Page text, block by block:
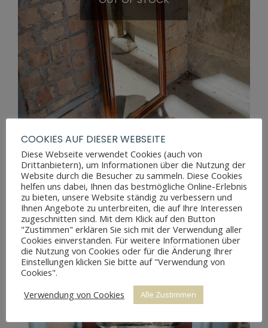
GROSSER ANTIKER LOUIS-PHILIPPE SPIEGEL
COOKIES AUF DIESER WEBSEITE
Diese Webseite verwendet Cookies (auch von
Drittanbietern), um Informationen über die Nutzung der
Website durch die Besucher zu sammeln. Diese Cookies
helfen uns dabei, Ihnen das bestmögliche Online-Erlebnis
zu bieten, unsere Website ständig zu verbessern und
Ihnen Angebote zu unterbreiten, die auf Ihre Interessen
zugeschnitten sind. Mit dem Klick auf den Button
"Zustimmen" erklären Sie sich mit der Verwendung aller
Cookies einverstanden. Für weitere Informationen über
die Nutzung von Cookies oder für die Änderung Ihrer
Einstellungen klicken Sie bitte auf "Verwendung von
Cookies".
Verwendung von Cookies
Alle Zustimmen